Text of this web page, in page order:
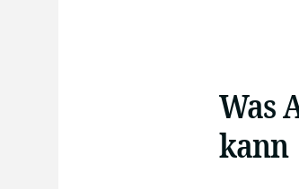
Was
kann